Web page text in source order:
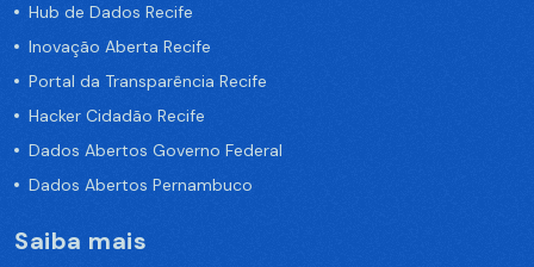
Hub de Dados Recife
Inovação Aberta Recife
Portal da Transparência Recife
Hacker Cidadão Recife
Dados Abertos Governo Federal
Dados Abertos Pernambuco
Saiba mais